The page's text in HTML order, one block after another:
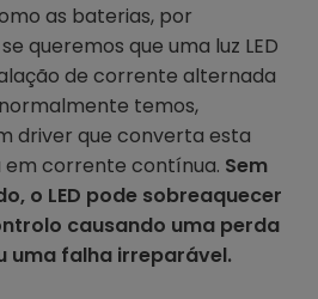
as baterias, por
queremos que uma luz LED
de corrente alternada
temos,
driver que converta esta
corrente contínua. Sem
o LED pode sobreaquecer
causando uma perda
uma falha irreparável.